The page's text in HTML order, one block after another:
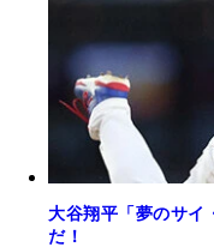
大谷翔平「夢のサイ
だ！